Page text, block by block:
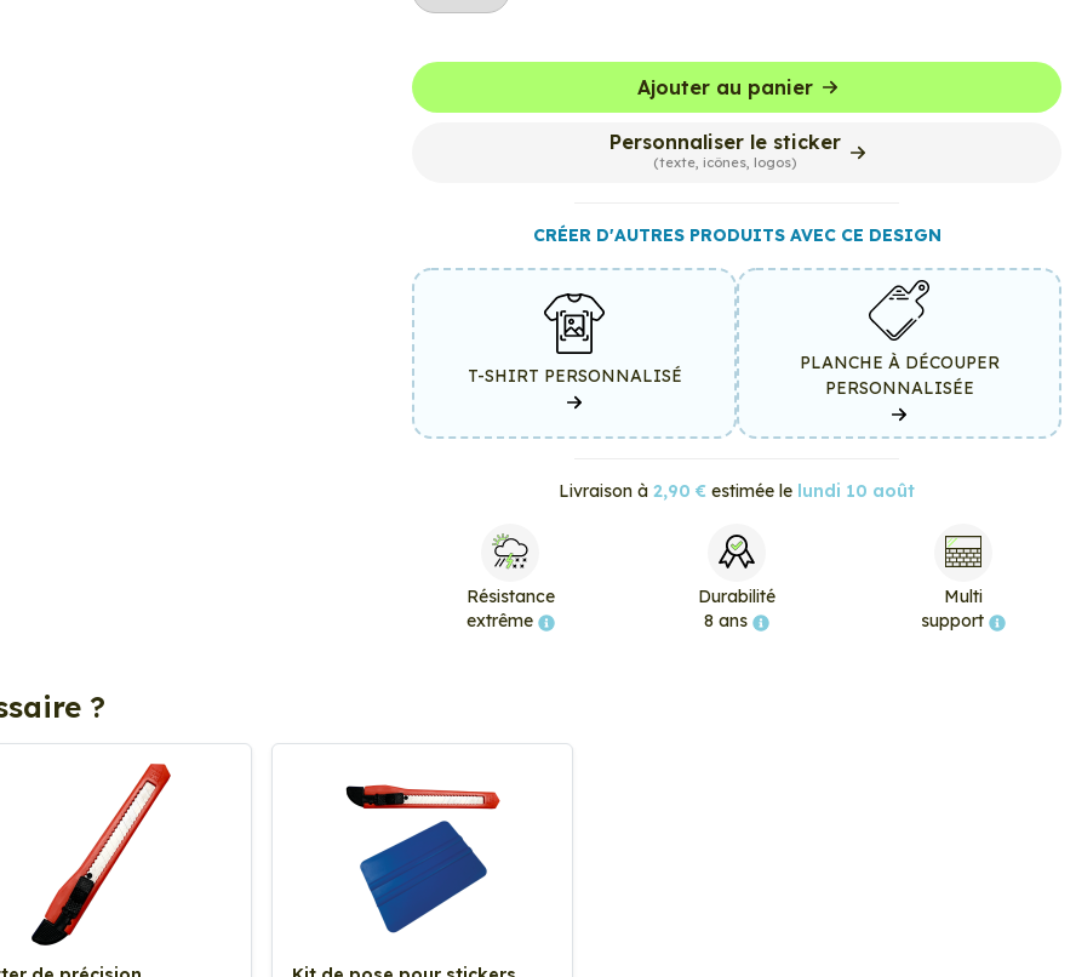
Ajouter au panier
Personnaliser le sticker
(texte, icônes, logos)
CRÉER D'AUTRES PRODUITS AVEC CE DESIGN
T-SHIRT PERSONNALISÉ
PLANCHE À DÉCOUPER
PERSONNALISÉE
Livraison à 2,90 € estimée le lundi 10 août
Résistance
extrême
Durabilité
8 ans
Multi
support
?